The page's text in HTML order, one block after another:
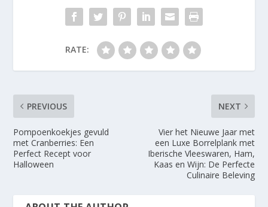
RATE:
PREVIOUS
Pompoenkoekjes gevuld
met Cranberries: Een
Perfect Recept voor
Halloween
NEXT
Vier het Nieuwe Jaar met
een Luxe Borrelplank met
Iberische Vleeswaren, Ham,
Kaas en Wijn: De Perfecte
Culinaire Beleving